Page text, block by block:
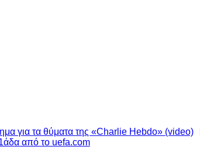
για τα θύματα της «Charlie Hebdo» (video)
από το uefa.com